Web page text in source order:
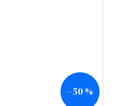
–50 %